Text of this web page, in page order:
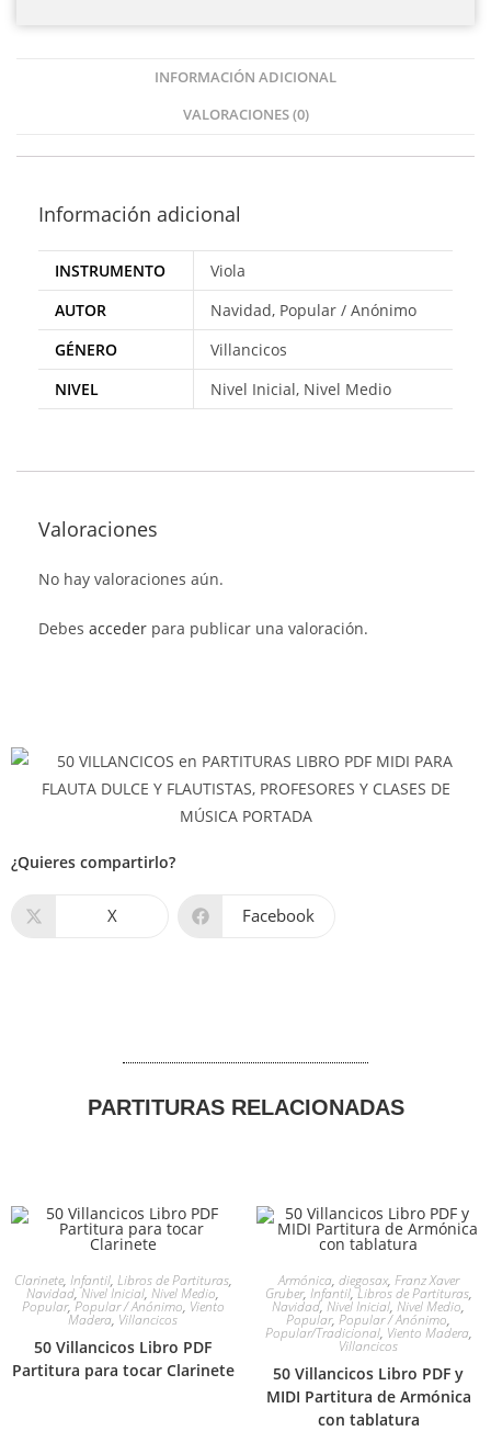
¿Quieres compartirlo?
X Facebook
INFORMACIÓN ADICIONAL
VALORACIONES (0)
Información adicional
INSTRUMENTO
Viola
AUTOR
Navidad, Popular / Anónimo
GÉNERO
Villancicos
NIVEL
Nivel Inicial, Nivel Medio
Valoraciones
No hay valoraciones aún.
Debes acceder para publicar una valoración.
PARTITURAS RELACIONADAS
Clarinete, Infantil, Libros de Partituras,
Navidad,Nivel Inicial, Nivel Medio,
Popular,Popular / Anónimo, Viento
Madera, Villancicos
50 Villancicos Libro PDF
Partitura para tocar Clarinete
Armónica, diegosax, Franz Xaver
Gruber, Infantil,Libros de Partituras,
Navidad, Nivel Inicial, Nivel Medio,
Popular, Popular / Anónimo,
Popular/Tradicional, Viento Madera,
Villancicos
50 Villancicos Libro PDF y
MIDI Partitura de Armónica
con tablatura